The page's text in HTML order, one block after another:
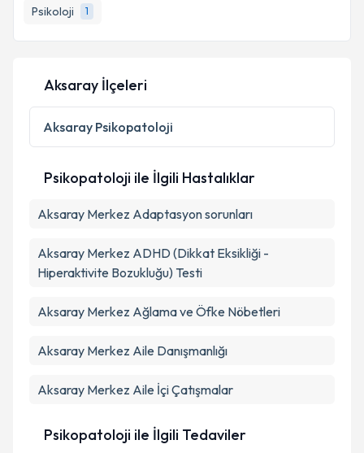
Psikoloji
1
E-posta Adresiniz
Kişisel verilerimin işlenmesine ilişkinAydınlatma
Metni 'ni okudum ve kişisel verilerimin belirtilen
kapsamda işlenmesini kabul ediyorum.
Takvim Talebini Gönder
Aksaray İlçeleri
Aksaray Psikopatoloji
Psikopatoloji ile İlgili Hastalıklar
Aksaray Merkez Adaptasyon sorunları
Aksaray Merkez ADHD (Dikkat Eksikliği -
Hiperaktivite Bozukluğu) Testi
Aksaray Merkez Ağlama ve Öfke Nöbetleri
Aksaray Merkez Aile Danışmanlığı
Aksaray Merkez Aile İçi Çatışmalar
Psikopatoloji ile İlgili Tedaviler